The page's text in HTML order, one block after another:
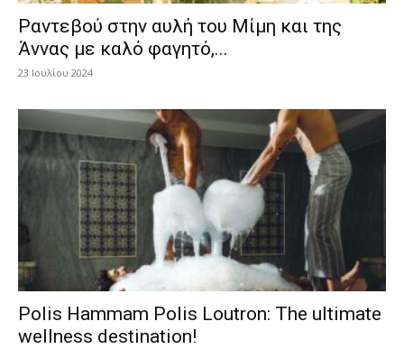
Ραντεβού στην αυλή του Μίμη και της
Άννας με καλό φαγητό,...
23 Ιουλίου 2024
Polis Hammam Polis Loutron: The ultimate
wellness destination!